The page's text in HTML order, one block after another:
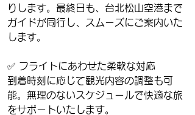
りします。最終日も、台北松山空港まで
ガイドが同行し、スムーズにご案内いた
します。
✅ フライトにあわせた柔軟な対応
到着時刻に応じて観光内容の調整も可
能。無理のないスケジュールで快適な旅
をサポートいたします。